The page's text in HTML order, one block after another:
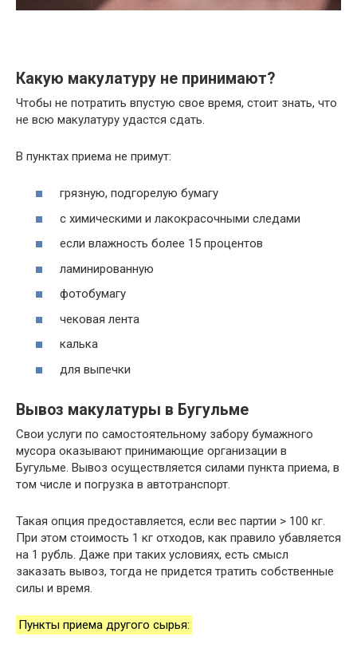
Какую макулатуру не принимают?
Чтобы не потратить впустую свое время, стоит знать, что
не всю макулатуру удастся сдать.
В пунктах приема не примут:
грязную, подгорелую бумагу
с химическими и лакокрасочными следами
если влажность более 15 процентов
ламинированную
фотобумагу
чековая лента
калька
для выпечки
Вывоз макулатуры в Бугульме
Свои услуги по самостоятельному забору бумажного
мусора оказывают принимающие организации в
Бугульме. Вывоз осуществляется силами пункта приема, в
том числе и погрузка в автотранспорт.
Такая опция предоставляется, если вес партии > 100 кг.
При этом стоимость 1 кг отходов, как правило убавляется
на 1 рубль. Даже при таких условиях, есть смысл
заказать вывоз, тогда не придется тратить собственные
силы и время.
Пункты приема другого сырья: